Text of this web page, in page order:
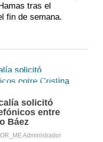
tras el
fin de semana.
solicitó
entre
Báez
Administrador